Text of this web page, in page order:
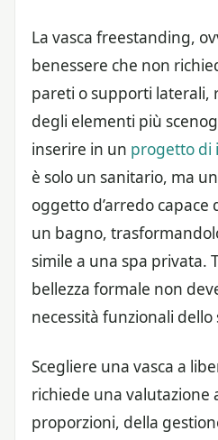
La vasca freestanding,
benessere che non
pareti o supporti laterali,
degli elementi più
inserire in un progetto di
è solo un sanitario, ma
oggetto d’arredo capace
un bagno,
simile a una spa privata.
bellezza formale non
necessità funzionali dello
Scegliere una vasca a
richiede una valutazione
proporzioni, della